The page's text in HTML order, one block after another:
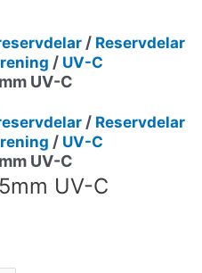
/ Reservdelar
/ UV-C
UV-C
/ Reservdelar
/ UV-C
UV-C
UV-C